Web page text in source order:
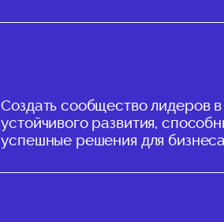
Создать сообщество лидеров
устойчивого развития,
успешные решения для